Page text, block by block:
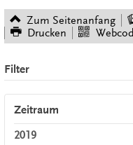
Zum Seitenanfang
Drucken
Filter
Zeitraum
2019